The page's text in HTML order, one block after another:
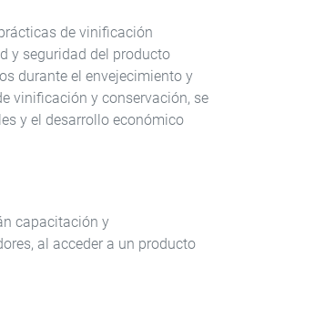
de vinificación
y seguridad del producto
durante el envejecimiento y
vinificación y conservación, se
y el desarrollo económico
capacitación y
al acceder a un producto